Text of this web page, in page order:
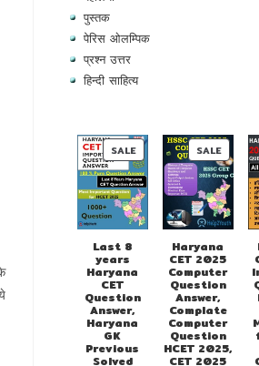
पुस्तक
पेरिस ओलम्पिक
प्रश्न उत्तर
हिन्दी साहित्य
SALEPRODUCT
ON
SALE
Last 8
years
Haryana
CET
Question
Answer,
Haryana
GK
Previous
Solved
SALE
ON
SALE
Haryana
CET 2025
Computer
Question
Answer,
Complate
Computer
Question
HCET 2025,
CET 2025